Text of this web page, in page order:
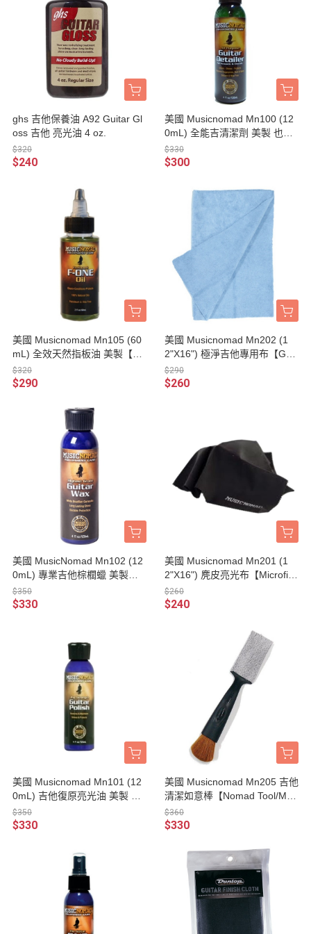
ghs 吉他保養油 A92 Guitar Gl
oss 吉他 亮光油 4 oz.
$320
$240
美國 Musicnomad Mn100 (12
0mL) 全能吉清潔劑 美製 也適
用於霧面吉他【Guitar Detaile
r/Mn-100】
$330
$300
美國 Musicnomad Mn105 (60
mL) 全效天然指板油 美製【F-
one Oil/Mn-105】
$320
$290
美國 Musicnomad Mn202 (1
2"X16") 極淨吉他專用布【Guit
ar Detailing Towel/Mn-202】
$290
$260
美國 MusicNomad Mn102 (12
0mL) 專業吉他棕櫚蠟 美製【G
uitar Wax/Mn-102】
$350
$330
美國 Musicnomad Mn201 (1
2"X16") 麂皮亮光布【Microfib
er Suede Polishing Cloth/Mn-2
01】
$260
$240
美國 Musicnomad Mn101 (12
0mL) 吉他復原亮光油 美製 也
適用於霧面吉他【Guitar Polis
h/Mn-101】
$350
$330
美國 Musicnomad Mn205 吉他
清潔如意棒【Nomad Tool/Mn-
205】
$360
$330